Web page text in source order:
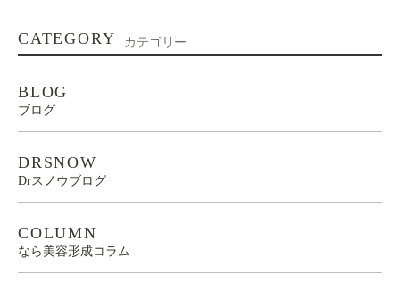
CATEGORY カテゴリー
BLOG
ブログ
DRSNOW
Drスノウブログ
COLUMN
なら美容形成コラム